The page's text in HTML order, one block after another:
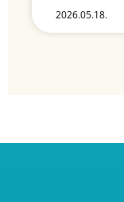
2026.05.18.